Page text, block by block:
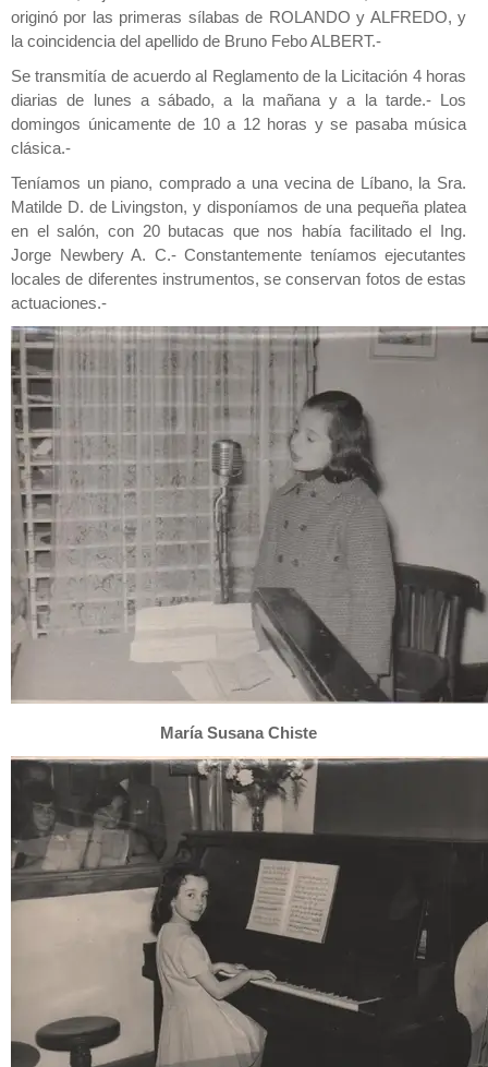
originó por las primeras sílabas de ROLANDO y ALFREDO, y
la coincidencia del apellido de Bruno Febo ALBERT.-
Se transmitía de acuerdo al Reglamento de la Licitación 4 horas
diarias de lunes a sábado, a la mañana y a la tarde.- Los
domingos únicamente de 10 a 12 horas y se pasaba música
clásica.-
Teníamos un piano, comprado a una vecina de Líbano, la Sra.
Matilde D. de Livingston, y disponíamos de una pequeña platea
en el salón, con 20 butacas que nos había facilitado el Ing.
Jorge Newbery A. C.- Constantemente teníamos ejecutantes
locales de diferentes instrumentos, se conservan fotos de estas
actuaciones.-
María Susana Chiste